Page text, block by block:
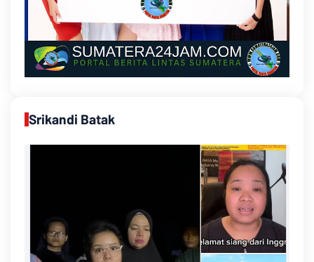
Srikandi Batak